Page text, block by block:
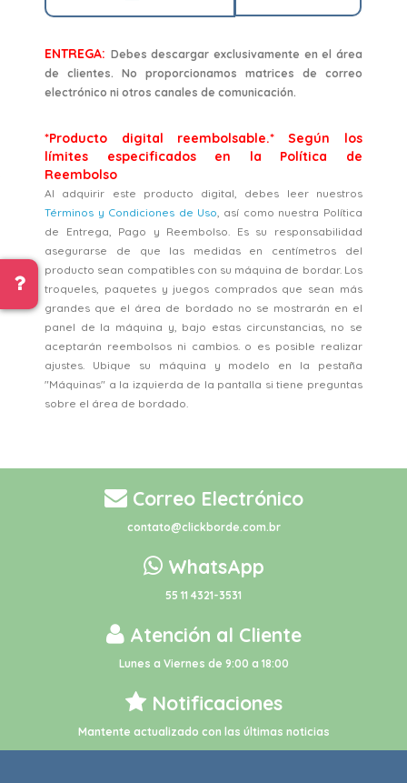
ENTREGA: Debes descargar exclusivamente en el área
de clientes. No proporcionamos matrices de correo
electrónico ni otros canales de comunicación.
*Producto digital reembolsable.* Según los
límites especificados en la Política de
Reembolso
Al adquirir este producto digital, debes leer nuestros
Términos y Condiciones de Uso, así como nuestra Política
de Entrega, Pago y Reembolso. Es su responsabilidad
asegurarse de que las medidas en centímetros del
producto sean compatibles con su máquina de bordar. Los
troqueles, paquetes y juegos comprados que sean más
grandes que el área de bordado no se mostrarán en el
panel de la máquina y, bajo estas circunstancias, no se
aceptarán reembolsos ni cambios. o es posible realizar
ajustes. Ubique su máquina y modelo en la pestaña
"Máquinas" a la izquierda de la pantalla si tiene preguntas
sobre el área de bordado.
Correo Electrónico
contato@clickborde.com.br
WhatsApp
55 11 4321-3531
Atención al Cliente
Lunes a Viernes de 9:00 a 18:00
Notificaciones
Mantente actualizado con las últimas noticias